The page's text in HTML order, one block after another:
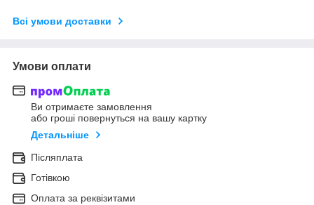
Всі умови доставки
Умови оплати
Ви отримаєте замовлення
або гроші повернуться на вашу картку
Детальніше
Післяплата
Готівкою
Оплата за реквізитами